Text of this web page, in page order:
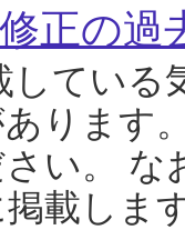
正の過
ている
ります
い。 な
載します